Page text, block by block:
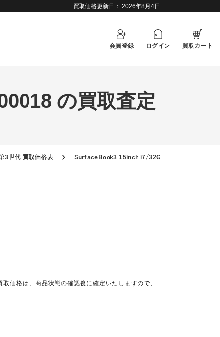
買取価格更新日： 2026年8月4日
会員登録 ログイン 買取カート
の買取査定
3世代 買取価格表 SurfaceBook3 15inch i7/32GB/1TB/SMW-00018
価格は、商品状態の確認後に確定いたしますので、